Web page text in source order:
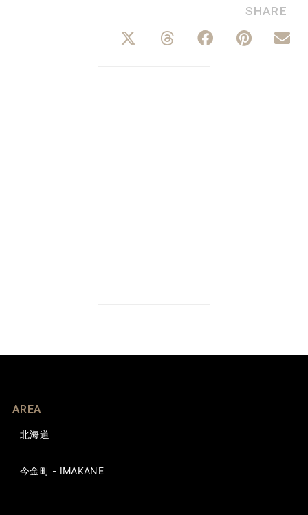
SHARE
AREA
北海道
今金町 - IMAKANE